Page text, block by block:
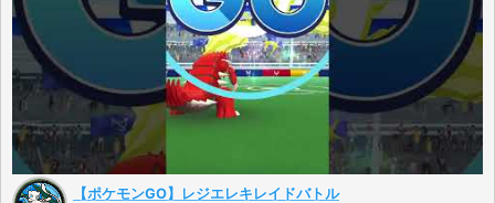
【ポケモンGO】レジエレキレイドバトル